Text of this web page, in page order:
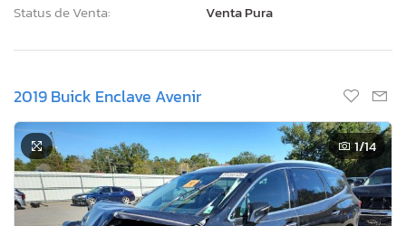
Status de Venta:
Venta Pura
2019 Buick Enclave Avenir
1/14